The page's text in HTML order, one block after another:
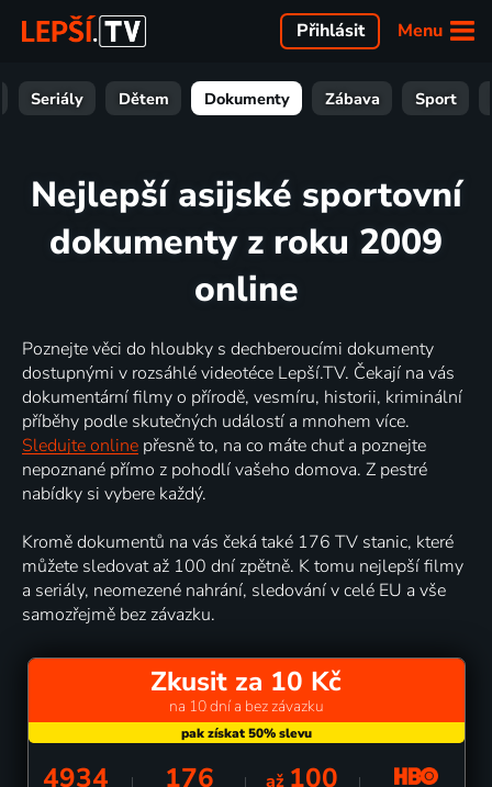
Menu
Přihlásit
Seriály Dětem Dokumenty Zábava Sport
Nejlepší asijské sportovní
dokumenty z roku 2009
online
Poznejte věci do hloubky s dechberoucími dokumenty
dostupnými v rozsáhlé videotéce Lepší.TV. Čekají na vás
dokumentární filmy o přírodě, vesmíru, historii, kriminální
příběhy podle skutečných událostí a mnohem více.
Sledujte online přesně to, na co máte chuť a poznejte
nepoznané přímo z pohodlí vašeho domova. Z pestré
nabídky si vybere každý.
Kromě dokumentů na vás čeká také 176 TV stanic, které
můžete sledovat až 100 dní zpětně. K tomu nejlepší filmy
a seriály, neomezené nahrání, sledování v celé EU a vše
samozřejmě bez závazku.
Zkusit za 10 Kč
na 10 dní a bez závazku
4934 176 až 100